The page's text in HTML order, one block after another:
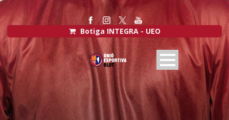
Botiga INTEGRA - UEO